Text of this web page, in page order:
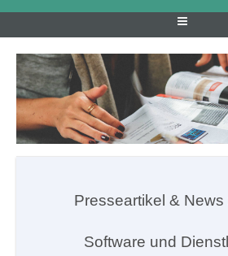
Presseartikel &
Software und